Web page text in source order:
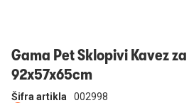
Gama Pet Sklopivi Kavez
92x57x65cm
Šifra artikla 002998